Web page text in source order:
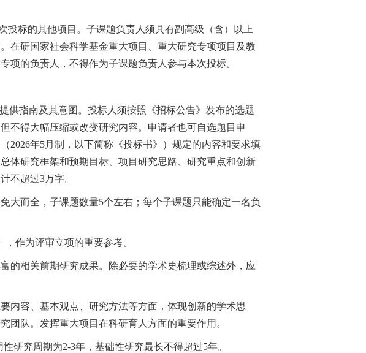
投标的其他项目。子课题负责人须具有副高级（含）以上
在研国家社会科学基金重大项目、重大研究专项项目及教
项的负责人，不得作为子课题负责人参与本次投标。
供指南及其意图。投标人须按照《招标公告》发布的选题
不得大幅压缩或改变研究内容。申请者也可自选题目申
2026年5月制，以下简称《投标书》）规定的内容和要求填
体研究框架和预期目标、项目研究思路、研究重点和创新
不超过3万字。
大而全，子课题数量5个左右；每个子课题只能确定一名负
作为评审立项的重要参考。
的相关前期研究成果。除必要的学术史梳理或综述外，应
内容、基本观点、研究方法等方面，体现创新的学术思
团队。发挥重大项目在科研育人方面的重要作用。
研究周期为2-3年，基础性研究最长不得超过5年。